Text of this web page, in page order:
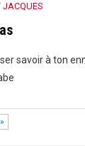
JACQUES
savoir à ton
»